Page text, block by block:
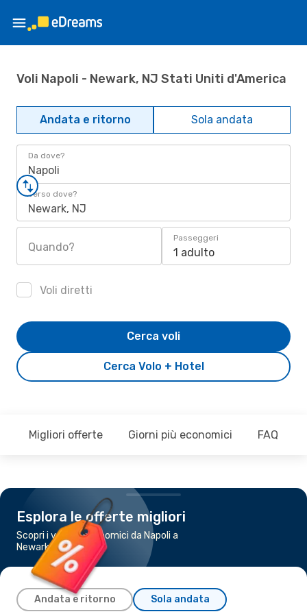
Voli Napoli - Newark, NJ Stati Uniti d'America
Andata e ritorno Sola andata
Da dove?
Napoli
Verso dove?
Newark, NJ
Quando?
Passeggeri
1 adulto
Voli diretti
Cerca Volo + Hotel
Cerca voli
Migliori offerte Giorni più economici FAQ
Esplora le offerte migliori
Scopri i voli più economici da Napoli a
Newark, NJ
Andata e ritorno Sola andata